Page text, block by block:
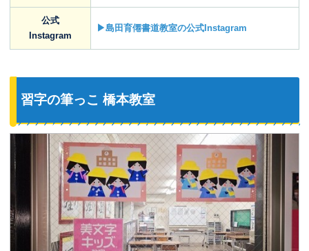
公式
Instagram
▶島田育僊書道教室の公式Instagram
習字の筆っこ 橋本教室